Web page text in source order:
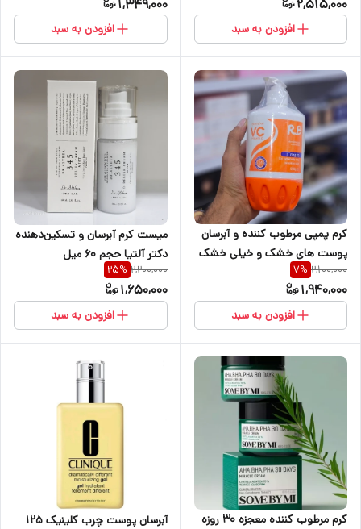
2,515,000
افزودن به سبد
1,349,000
افزودن به سبد
کرم پمپی مرطوب کننده و آبرسان
پوست های خشک و خیلی خشک
ویتامین سی رز بری ۵۰۰ میل
2,100,000
7%
1,940,000
افزودن به سبد
میست کرم آبرسان و تسکین‌دهنده
دکتر آلتیا حجم 60 میل
2,200,000
25%
1,650,000
افزودن به سبد
کرم مرطوب کننده معجزه 30 روزه
آبرسان پوست چرب کلینیک 125